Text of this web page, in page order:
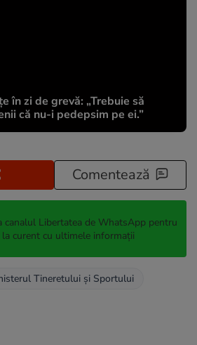
în zi de grevă: „Trebuie să
că nu-i pedepsim pe ei.”
Comentează
canalul Libertatea de WhatsApp pentru
la curent cu ultimele informații
Tineretului și Sportului